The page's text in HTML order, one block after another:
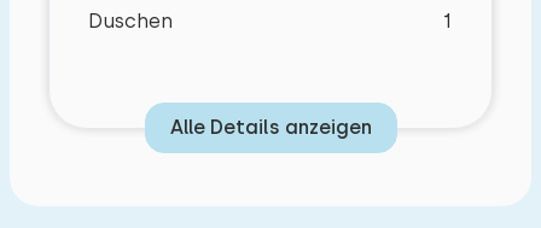
Duschen
1
Alle Details anzeigen